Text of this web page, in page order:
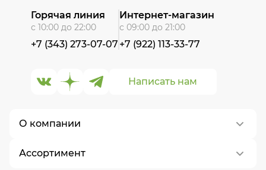
О компании
О нас
Ассортимент
Написать нам
Горячая линия
с 10:00 до 22:00
+7 (343) 273-07-07
Интернет-магазин
с 09:00 до 21:00
+7 (922) 113-33-77